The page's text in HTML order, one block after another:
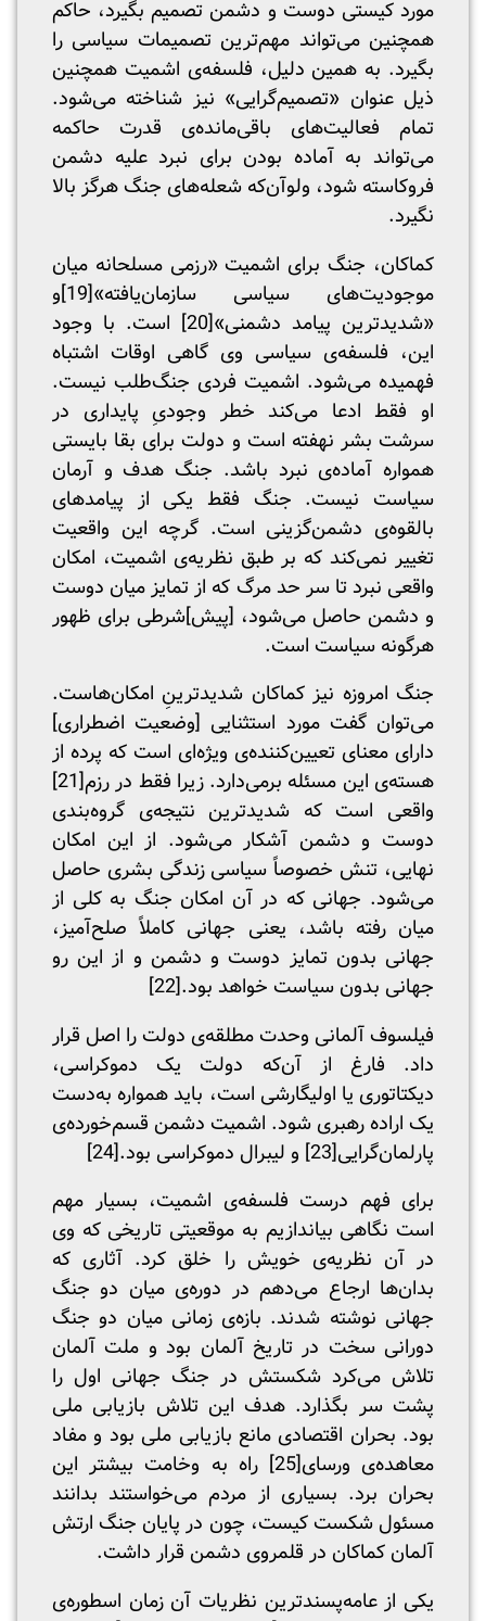
مورد کیستی دوست و دشمن تصمیم بگیرد، حاکم
همچنین می‌تواند مهم‌ترین تصمیمات سیاسی را
بگیرد. به همین دلیل، فلسفه‌ی اشمیت همچنین
ذیل عنوان «تصمیم‌گرایی» نیز شناخته می‌شود.
تمام فعالیت‌های باقی‌مانده‌ی قدرت حاکمه
می‌تواند به آماده بودن برای نبرد علیه دشمن
فروکاسته شود، ولو‌آن‌که شعله‌های جنگ هرگز بالا
نگیرد.
کماکان، جنگ برای اشمیت «رزمی مسلحانه میان
موجودیت‌های سیاسی سازمان‌یافته»[19]
و
«شدیدترین پیامد دشمنی»[20]
است. با وجود
این، فلسفه‌ی سیاسی وی گاهی اوقات اشتباه
فهمیده می‌شود. اشمیت فردی جنگ‌طلب نیست.
او فقط ادعا می‌کند خطر وجودیِ پایداری در
سرشت بشر نهفته است و دولت برای بقا بایستی
همواره آماده‌ی نبرد باشد. جنگ هدف و آرمان
سیاست نیست. جنگ فقط یکی از پیامدهای
بالقوه‌ی دشمن‌گزینی است. گرچه این واقعیت
تغییر نمی‌کند که بر طبق نظریه‌ی اشمیت، امکان
واقعی نبرد تا سر حد مرگ که از تمایز میان دوست
و دشمن حاصل می‌شود، [پیش]شرطی برای ظهور
هرگونه سیاست است.
جنگ امروزه نیز کماکان شدید‌ترینِ امکان‌هاست.
می‌توان گفت مورد استثنایی [وضعیت اضطراری]
دارای معنای تعیین‌کننده‌‌ی ویژه‌ای است که پرده از
هسته‌ی این مسئله برمی‌دارد. زیرا فقط در رزم[21]
واقعی است که شدید‌ترین نتیجه‌ی گروه‌بندی
دوست و دشمن آشکار می‌شود. از این امکان
نهایی، تنش خصوصاً سیاسی زندگی بشری حاصل
می‌شود. جهانی که در آن امکان جنگ به کلی از
میان رفته باشد، یعنی جهانی کاملاً صلح‌آمیز،
جهانی بدون تمایز دوست و دشمن و از این رو
جهانی بدون سیاست خواهد بود.[22]
فیلسوف آلمانی وحدت مطلقه‌ی دولت را اصل قرار
داد. فارغ از آن‌که دولت یک دموکراسی،
دیکتاتوری یا اولیگارشی است، باید همواره به‌دست
یک اراده رهبری شود. اشمیت دشمن قسم‌خورده‌ی
پارلمان‌گرایی[23] و لیبرال دموکراسی بود.[24]
برای فهم درست فلسفه‌ی اشمیت، بسیار مهم
است نگاهی بیاندازیم به موقعیتی تاریخی‌ که وی
در آن نظریه‌ی خویش را خلق کرد. آثاری که
بدان‌ها ارجاع می‌دهم در دوره‌ی میان دو جنگ
جهانی نوشته شدند. بازه‌ی زمانی میان دو جنگ
دورانی سخت در تاریخ آلمان بود و ملت آلمان
تلاش می‌کرد شکستش در جنگ جهانی اول را
پشت سر بگذارد. هدف این تلاش بازیابی ملی
بود. بحران اقتصادی مانع بازیابی ملی بود و مفاد
معاهده‌ی ورسای[25]
راه به وخامت بیشتر این
بحران برد. بسیاری از مردم می‌خواستند بدانند
مسئول شکست کیست، چون در پایان جنگ ارتش
آلمان کماکان در قلمروی دشمن قرار داشت.
یکی از عامه‌پسندترین نظریات آن زمان اسطوره‌ی